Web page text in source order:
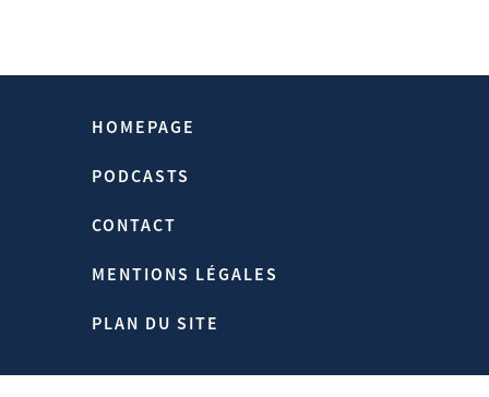
HOMEPAGE
PODCASTS
CONTACT
MENTIONS LÉGALES
PLAN DU SITE